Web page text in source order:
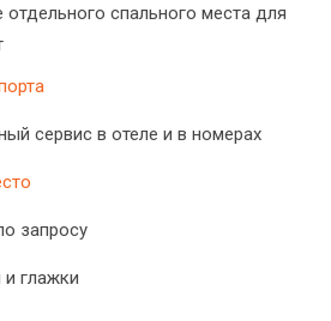
отдельного спального места для
сервис в отеле и в номерах
запросу
и глажки